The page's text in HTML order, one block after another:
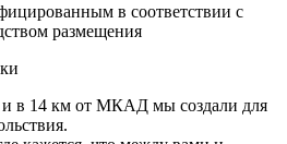
в соответствии с
размещения
в 14 км от МКАД мы создали для